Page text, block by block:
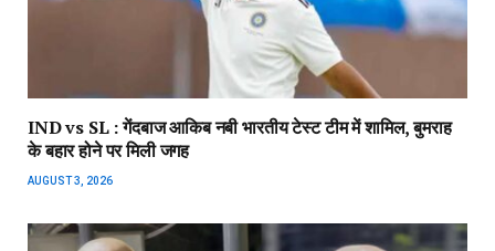
IND vs SL : गेंदबाज आकिब नबी भारतीय टेस्ट टीम में शामिल, बुमराह
के बहार होने पर मिली जगह
AUGUST 3, 2026